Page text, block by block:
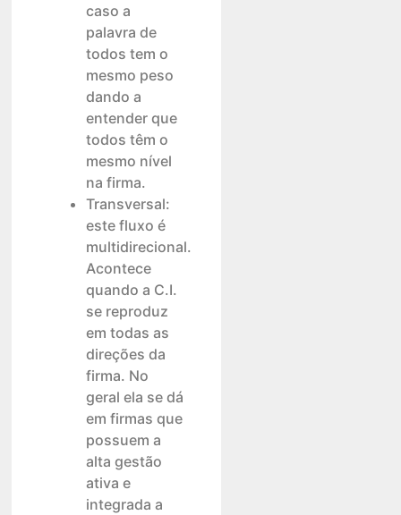
caso a
palavra de
todos tem o
mesmo peso
dando a
entender que
todos têm o
mesmo nível
na firma.
Transversal:
este fluxo é
multidirecional.
Acontece
quando a C.I.
se reproduz
em todas as
direções da
firma. No
geral ela se dá
em firmas que
possuem a
alta gestão
ativa e
integrada a